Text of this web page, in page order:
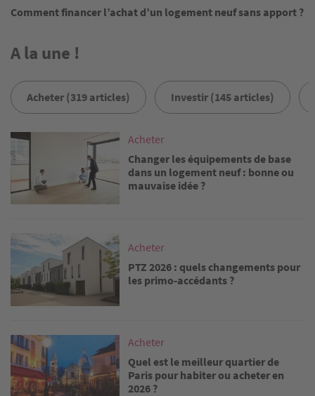
Comment financer l’achat d’un logement neuf sans apport ?
A la une !
Acheter (319 articles) Investir (145 articles)
Image
Acheter
Changer les équipements de base
dans un logement neuf : bonne ou
mauvaise idée ?
Image
Acheter
PTZ 2026 : quels changements pour
les primo-accédants ?
Image
Acheter
Quel est le meilleur quartier de
Paris pour habiter ou acheter en
2026 ?